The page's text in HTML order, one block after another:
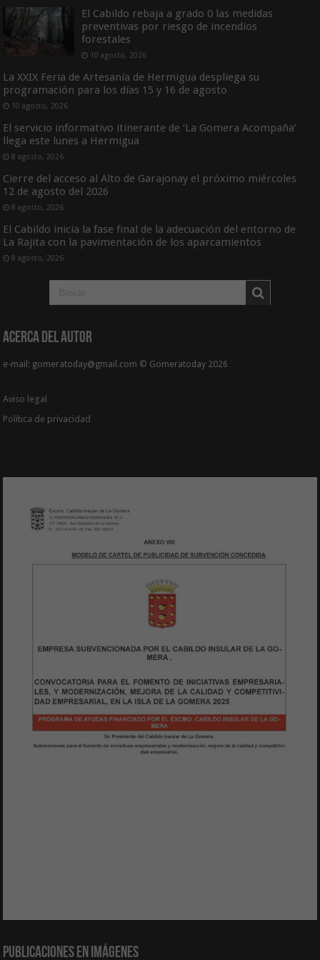
El Cabildo rebaja a grado 0 las medidas
preventivas por riesgo de incendios
forestales
10 agosto, 2026
La XXIX Feria de Artesanía de Hermigua despliega su
programación para los días 15 y 16 de agosto
10 agosto, 2026
El servicio informativo itinerante de ‘La Gomera Acompaña’
llega este lunes a Hermigua
8 agosto, 2026
Cierre del acceso al Alto de Garajonay el próximo miércoles
12 de agosto del 2026
8 agosto, 2026
El Cabildo inicia la fase final de la adecuación del entorno de
La Rajita con la pavimentación de los aparcamientos
8 agosto, 2026
Acerca del Autor
e-mail: gomeratoday@gmail.com © Gomeratoday 2026
Aviso legal
Política de privacidad
Publicaciones en Imágenes